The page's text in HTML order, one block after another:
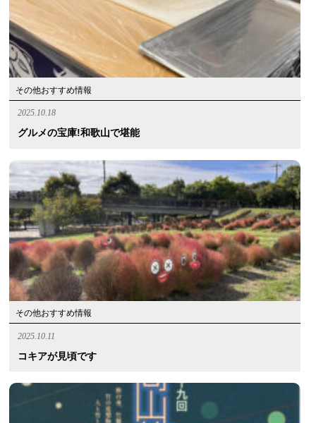
その他おすすめ情報
2025.10.18
グルメの宝庫!和歌山で堪能
その他おすすめ情報
2025.10.11
コキアが見頃です